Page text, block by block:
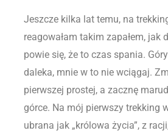
Jeszcze kilka lat temu, na
reagowałam takim zapałem, jak
powie się, że to czas spania.
daleka, mnie w to nie wciągaj.
pierwszej prostej, a zacznę
górce. Na mój pierwszy trekking
ubrana jak „królowa życia”, z